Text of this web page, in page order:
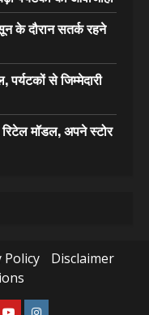
के दौरान सतर्क रहने
से जिम्मेदारी
मॉडल, अपने स्टोर
Policy
Disclaimer
YoutubeInstagram